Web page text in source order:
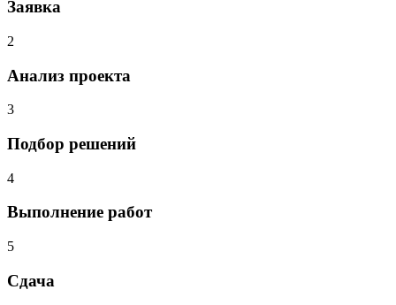
Заявка
2
Анализ проекта
3
Подбор решений
4
Выполнение работ
5
Сдача